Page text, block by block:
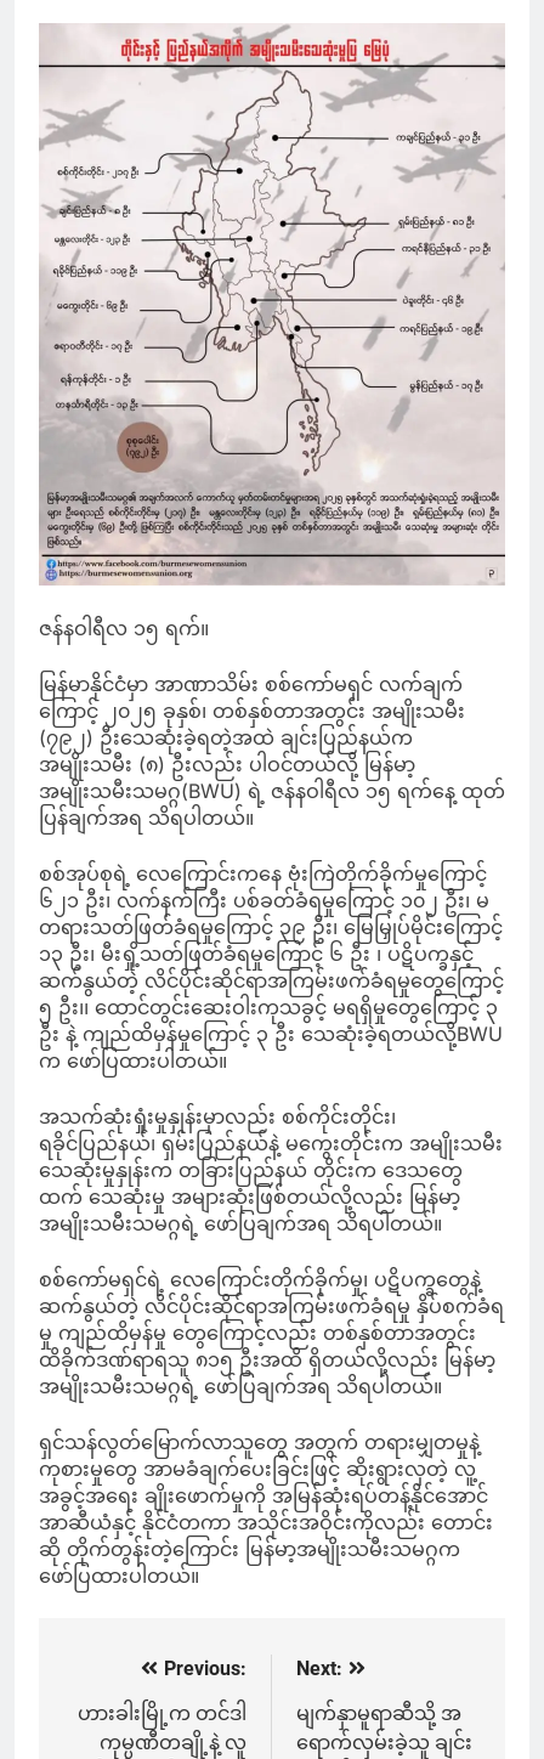
ဇန်နဝါရီလ ၁၅ ရက်။
မြန်မာနိုင်ငံမှာ အာဏာသိမ်း စစ်ကော်မရှင် လက်ချက်
ကြောင့် ၂၀၂၅ ခုနှစ်၊ တစ်နှစ်တာအတွင်း အမျိုးသမီး
(၇၉၂) ဦးသေဆုံးခဲ့ရတဲ့အထဲ ချင်းပြည်နယ်က
အမျိုးသမီး (၈) ဦးလည်း ပါဝင်တယ်လို့ မြန်မာ့
အမျိုးသမီးသမဂ္ဂ(BWU) ရဲ့ ဇန်နဝါရီလ ၁၅ ရက်နေ့ ထုတ်
ပြန်ချက်အရ သိရပါတယ်။
စစ်အုပ်စုရဲ့ လေကြောင်းကနေ ဗုံးကြဲတိုက်ခိုက်မှုကြောင့်
၆၂၁ ဦး၊ လက်နက်ကြီး ပစ်ခတ်ခံရမှုကြောင့် ၁၀၂ ဦး၊ မ
တရားသတ်ဖြတ်ခံရမှုကြောင့် ၃၉ ဦး၊ မြေမြှုပ်မိုင်းကြောင့်
၁၃ ဦး၊ မီးရှို့သတ်ဖြတ်ခံရမှုကြောင့် ၆ ဦး ၊ ပဋိပက္ခနှင့်
ဆက်နွယ်တဲ့ လိင်ပိုင်းဆိုင်ရာအကြမ်းဖက်ခံရမှုတွေကြောင့်
၅ ဦး၊၊ ထောင်တွင်းဆေးဝါးကုသခွင့် မရရှိမှုတွေကြောင့် ၃
ဦး နဲ့ ကျည်ထိမှန်မှုကြောင့် ၃ ဦး သေဆုံးခဲ့ရတယ်လို့BWU
က ဖော်ပြထားပါတယ်။
အသက်ဆုံးရှုံးမှုနှုန်းမှာလည်း စစ်ကိုင်းတိုင်း၊
ရခိုင်ပြည်နယ်၊ ရှမ်းပြည်နယ်နဲ့ မကွေးတိုင်းက အမျိုးသမီး
သေဆုံးမှုနှုန်းက တခြားပြည်နယ် တိုင်းက ဒေသတွေ
ထက် သေဆုံးမှု အများဆုံးဖြစ်တယ်လို့လည်း မြန်မာ့
အမျိုးသမီးသမဂ္ဂရဲ့ ဖော်ပြချက်အရ သိရပါတယ်။
စစ်ကော်မရှင်ရဲ့ လေကြောင်းတိုက်ခိုက်မှု၊ ပဋိပက္ခတွေနဲ့
ဆက်နွယ်တဲ့ လိင်ပိုင်းဆိုင်ရာအကြမ်းဖက်ခံရမှု နှိပ်စက်ခံရ
မှု ကျည်ထိမှန်မှု တွေကြောင့်လည်း တစ်နှစ်တာအတွင်း
ထိခိုက်ဒဏ်ရာရသူ ၈၁၅ ဦးအထိ ရှိတယ်လို့လည်း မြန်မာ့
အမျိုးသမီးသမဂ္ဂရဲ့ ဖော်ပြချက်အရ သိရပါတယ်။
ရှင်သန်လွတ်မြောက်လာသူတွေ အတွက် တရားမျှတမှုနဲ့
ကုစားမှုတွေ အာမခံချက်ပေးခြင်းဖြင့် ဆိုးရွားလှတဲ့ လူ့
အခွင့်အရေး ချိုးဖောက်မှုကို အမြန်ဆုံးရပ်တန့်နိုင်အောင်
အာဆီယံနှင့် နိုင်ငံတကာ အသိုင်းအဝိုင်းကိုလည်း တောင်း
ဆို တိုက်တွန်းတဲ့ကြောင်း မြန်မာ့အမျိုးသမီးသမဂ္ဂက
ဖော်ပြထားပါတယ်။
navigation
Previous:
ဟားခါးမြို့က တင်ဒါ
ကုမ္ပဏီတချို့နဲ့ လူ
Next:
မျက်နှာမူရာဆီသို့ အ
ရောက်လှမ်းခဲ့သူ ချင်း